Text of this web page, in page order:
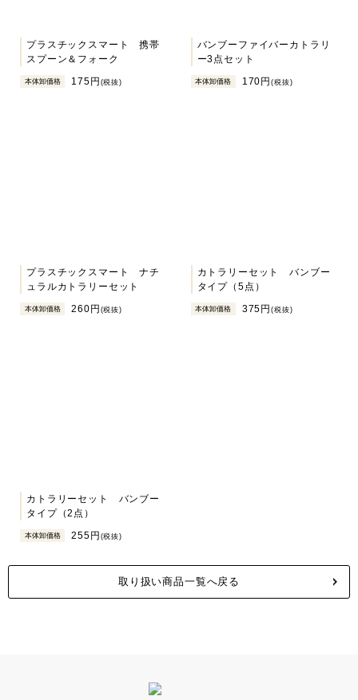
プラスチックスマート 携帯
スプーン＆フォーク
本体卸価格 175円 (税抜)
バンブーファイバーカトラリ
ー3点セット
本体卸価格 170円(税抜)
プラスチックスマート ナチ
ュラルカトラリーセット
本体卸価格 260円 (税抜)
カトラリーセット バンブー
タイプ（5点）
本体卸価格 375円(税抜)
カトラリーセット バンブー
タイプ（2点）
本体卸価格 255円 (税抜)
取り扱い商品一覧へ戻る